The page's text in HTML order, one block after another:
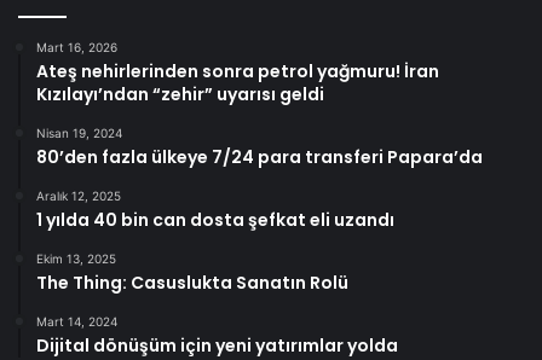
Mart 16, 2026
Ateş nehirlerinden sonra petrol yağmuru! İran
Kızılayı’ndan “zehir” uyarısı geldi
Nisan 19, 2024
80’den fazla ülkeye 7/24 para transferi Papara’da
Aralık 12, 2025
1 yılda 40 bin can dosta şefkat eli uzandı
Ekim 13, 2025
The Thing: Casuslukta Sanatın Rolü
Mart 14, 2024
Dijital dönüşüm için yeni yatırımlar yolda